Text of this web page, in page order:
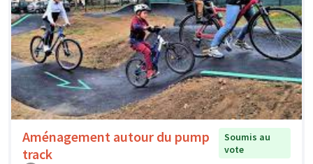
Aménagement autour du pump
track
Soumis au
vote